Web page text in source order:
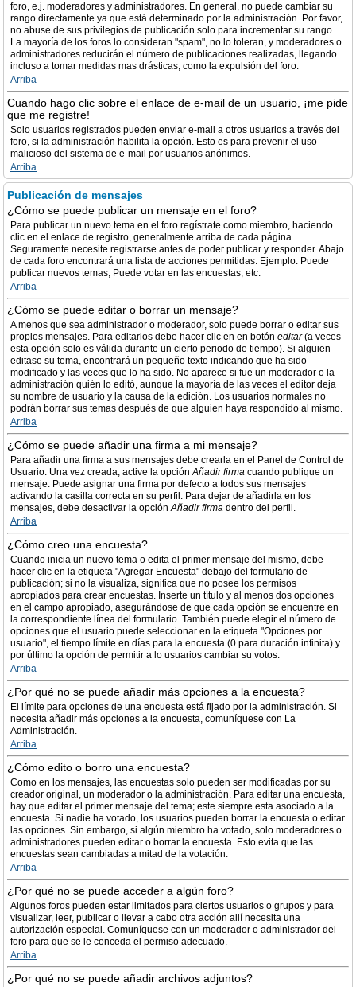
foro, e.j. moderadores y administradores. En general, no puede cambiar su
rango directamente ya que está determinado por la administración. Por favor,
no abuse de sus privilegios de publicación solo para incrementar su rango.
La mayoría de los foros lo consideran "spam", no lo toleran, y moderadores o
administradores reducirán el número de publicaciones realizadas, llegando
incluso a tomar medidas mas drásticas, como la expulsión del foro.
Arriba
Cuando hago clic sobre el enlace de e-mail de un usuario, ¡me pide
que me registre!
Solo usuarios registrados pueden enviar e-mail a otros usuarios a través del
foro, si la administración habilita la opción. Esto es para prevenir el uso
malicioso del sistema de e-mail por usuarios anónimos.
Arriba
Publicación de mensajes
¿Cómo se puede publicar un mensaje en el foro?
Para publicar un nuevo tema en el foro regístrate como miembro, haciendo
clic en el enlace de registro, generalmente arriba de cada página.
Seguramente necesite registrarse antes de poder publicar y responder. Abajo
de cada foro encontrará una lista de acciones permitidas. Ejemplo: Puede
publicar nuevos temas, Puede votar en las encuestas, etc.
Arriba
¿Cómo se puede editar o borrar un mensaje?
A menos que sea administrador o moderador, solo puede borrar o editar sus
propios mensajes. Para editarlos debe hacer clic en en botón editar(a veces
esta opción solo es válida durante un cierto periodo de tiempo). Si alguien
editase su tema, encontrará un pequeño texto indicando que ha sido
modificado y las veces que lo ha sido. No aparece si fue un moderador o la
administración quién lo editó, aunque la mayoría de las veces el editor deja
su nombre de usuario y la causa de la edición. Los usuarios normales no
podrán borrar sus temas después de que alguien haya respondido al mismo.
Arriba
¿Cómo se puede añadir una firma a mi mensaje?
Para añadir una firma a sus mensajes debe crearla en el Panel de Control de
Usuario. Una vez creada, active la opciónAñadir firma cuando publique un
mensaje. Puede asignar una firma por defecto a todos sus mensajes
activando la casilla correcta en su perfil. Para dejar de añadirla en los
mensajes, debe desactivar la opciónAñadir firma dentro del perfil.
Arriba
¿Cómo creo una encuesta?
Cuando inicia un nuevo tema o edita el primer mensaje del mismo, debe
hacer clic en la etiqueta "Agregar Encuesta" debajo del formulario de
publicación; si no la visualiza, significa que no posee los permisos
apropiados para crear encuestas. Inserte un título y al menos dos opciones
en el campo apropiado, asegurándose de que cada opción se encuentre en
la correspondiente línea del formulario. También puede elegir el número de
opciones que el usuario puede seleccionar en la etiqueta "Opciones por
usuario", el tiempo límite en días para la encuesta (0 para duración infinita) y
por último la opción de permitir a lo usuarios cambiar su votos.
Arriba
¿Por qué no se puede añadir más opciones a la encuesta?
El límite para opciones de una encuesta está fijado por la administración. Si
necesita añadir más opciones a la encuesta, comuníquese con La
Administración.
Arriba
¿Cómo edito o borro una encuesta?
Como en los mensajes, las encuestas solo pueden ser modificadas por su
creador original, un moderador o la administración. Para editar una encuesta,
hay que editar el primer mensaje del tema; este siempre esta asociado a la
encuesta. Si nadie ha votado, los usuarios pueden borrar la encuesta o editar
las opciones. Sin embargo, si algún miembro ha votado, solo moderadores o
administradores pueden editar o borrar la encuesta. Esto evita que las
encuestas sean cambiadas a mitad de la votación.
Arriba
¿Por qué no se puede acceder a algún foro?
Algunos foros pueden estar limitados para ciertos usuarios o grupos y para
visualizar, leer, publicar o llevar a cabo otra acción allí necesita una
autorización especial. Comuníquese con un moderador o administrador del
foro para que se le conceda el permiso adecuado.
Arriba
¿Por qué no se puede añadir archivos adjuntos?